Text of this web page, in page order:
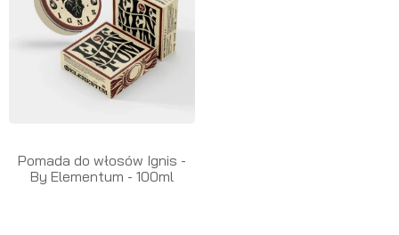
Pomada do włosów Ignis -
By Elementum - 100ml